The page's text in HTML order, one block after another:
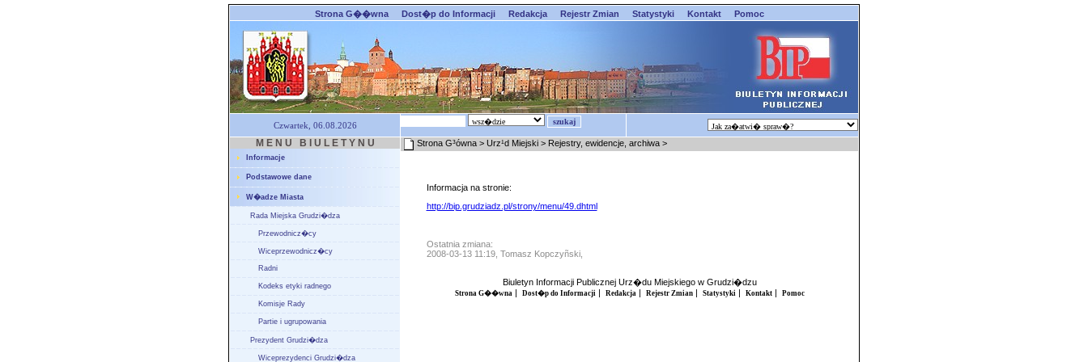
Strona G��wna Dost�p do Informacji Redakcja Rejestr Zmian Statystyki Kontakt Pomoc
Czwartek, 06.08.2026
M E N U B I U L E T Y N U
Informacje
Podstawowe dane
W�adze Miasta
Rada Miejska Grudzi�dza
Przewodnicz�cy
Wiceprzewodnicz�cy
Radni
Kodeks etyki radnego
Komisje Rady
Partie i ugrupowania
Prezydent Grudzi�dza
Wiceprezydenci Grudzi�dza
Strona G³ówna > Urz¹d Miejski > Rejestry, ewidencje, archiwa >
Informacja na stronie:
http://bip.grudziadz.pl/strony/menu/49.dhtml
Ostatnia zmiana:
2008-03-13 11:19, Tomasz Kopczyñski,
Biuletyn Informacji Publicznej Urz�du Miejskiego w Grudzi�dzu
Strona G��wna | Dost�p do Informacji | Redakcja | Rejestr Zmian| Statystyki | Kontakt| Pomoc